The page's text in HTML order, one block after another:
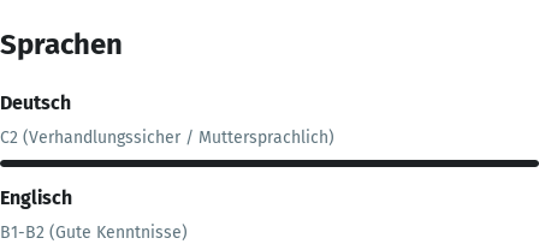
Sprachen
Deutsch
C2 (Verhandlungssicher / Muttersprachlich)
Englisch
B1-B2 (Gute Kenntnisse)